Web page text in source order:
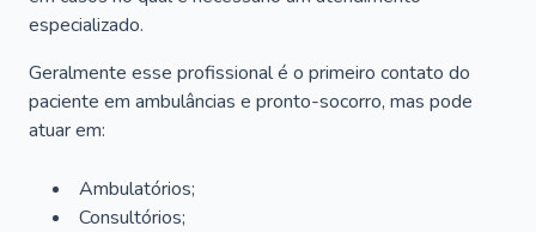
especializado.
Geralmente esse profissional é o primeiro contato do
paciente em ambulâncias e pronto-socorro, mas pode
atuar em:
Ambulatórios;
Consultórios;